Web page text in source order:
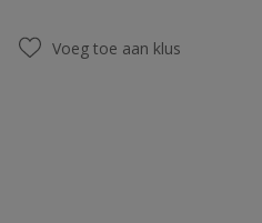
Voeg toe aan klus